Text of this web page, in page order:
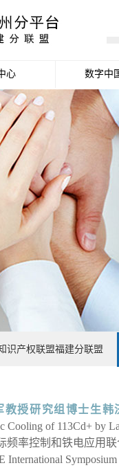
心
息
告
信息
数字中
识产权联盟福建分联盟
教授研究组博士生韩
Cooling of 113Cd+ by
频率控制和铁电应用
International